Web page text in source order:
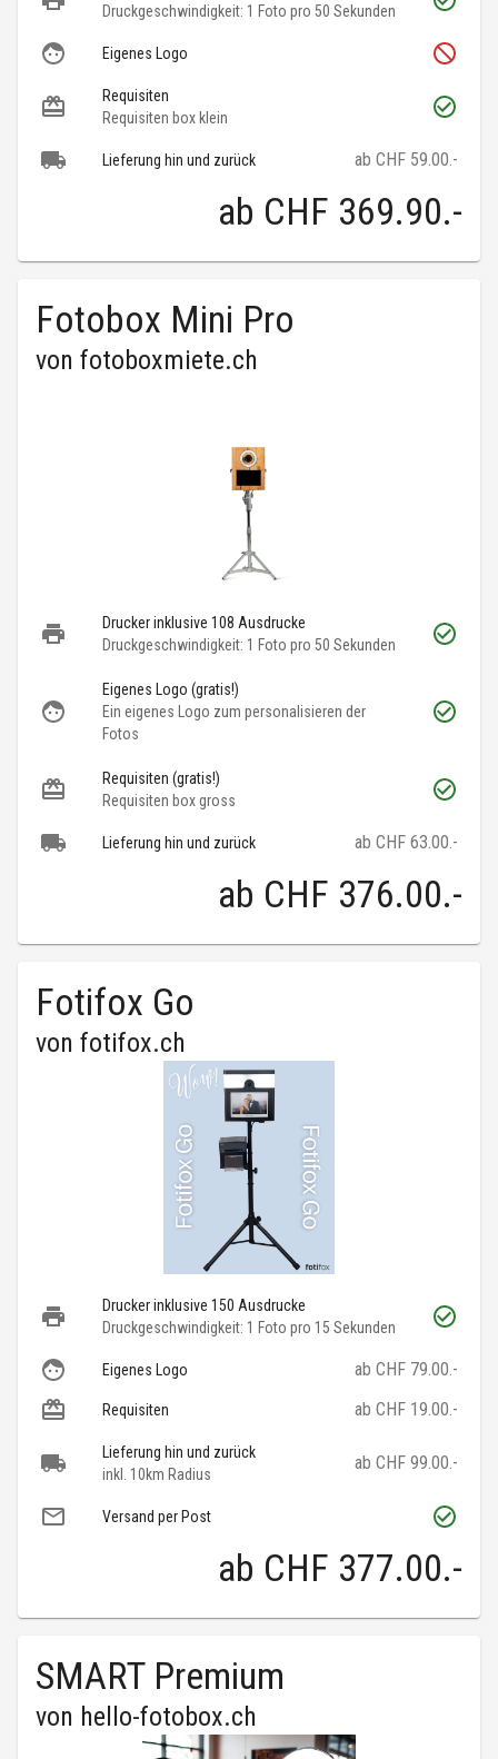
Druckgeschwindigkeit: 1 Foto pro 50 Sekunden
Eigenes Logo
Requisiten
Requisiten box klein
Lieferung hin und zurück ab CHF 59.00.-
ab CHF 369.90.-
Fotobox Mini Pro
von fotoboxmiete.ch
Drucker inklusive 108 Ausdrucke
Druckgeschwindigkeit: 1 Foto pro 50 Sekunden
Eigenes Logo (gratis!)
Ein eigenes Logo zum personalisieren der
Fotos
Requisiten (gratis!)
Requisiten box gross
Lieferung hin und zurück ab CHF 63.00.-
ab CHF 376.00.-
Fotifox Go
von fotifox.ch
Drucker inklusive 150 Ausdrucke
Druckgeschwindigkeit: 1 Foto pro 15 Sekunden
Eigenes Logo ab CHF 79.00.-
Requisiten ab CHF 19.00.-
Lieferung hin und zurück
inkl. 10km Radius
ab CHF 99.00.-
Versand per Post
ab CHF 377.00.-
SMART Premium
von hello-fotobox.ch